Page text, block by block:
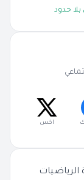
الرياضيات
حدود
اكس